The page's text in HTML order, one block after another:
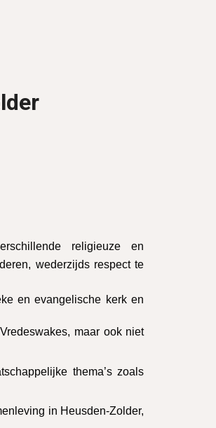
religieuze en
wederzijds respect te
en evangelische kerk en
maar ook niet
thema’s zoals
in Heusden-Zolder,